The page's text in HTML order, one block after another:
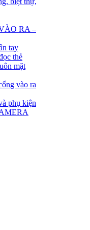
RA –
tay
thẻ
mặt
vào ra
phụ kiện